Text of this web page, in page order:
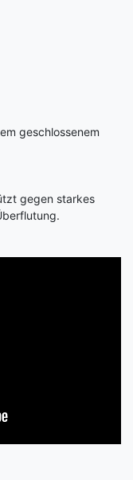
geschlossenem
gegen starkes